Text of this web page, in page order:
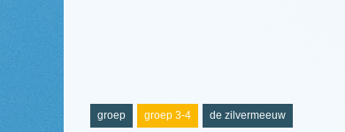
groep groep 3-4 de zilvermeeuw